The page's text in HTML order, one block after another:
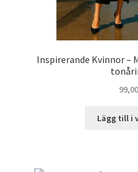
Inspirerande Kvinnor –
99,00
Lägg till i